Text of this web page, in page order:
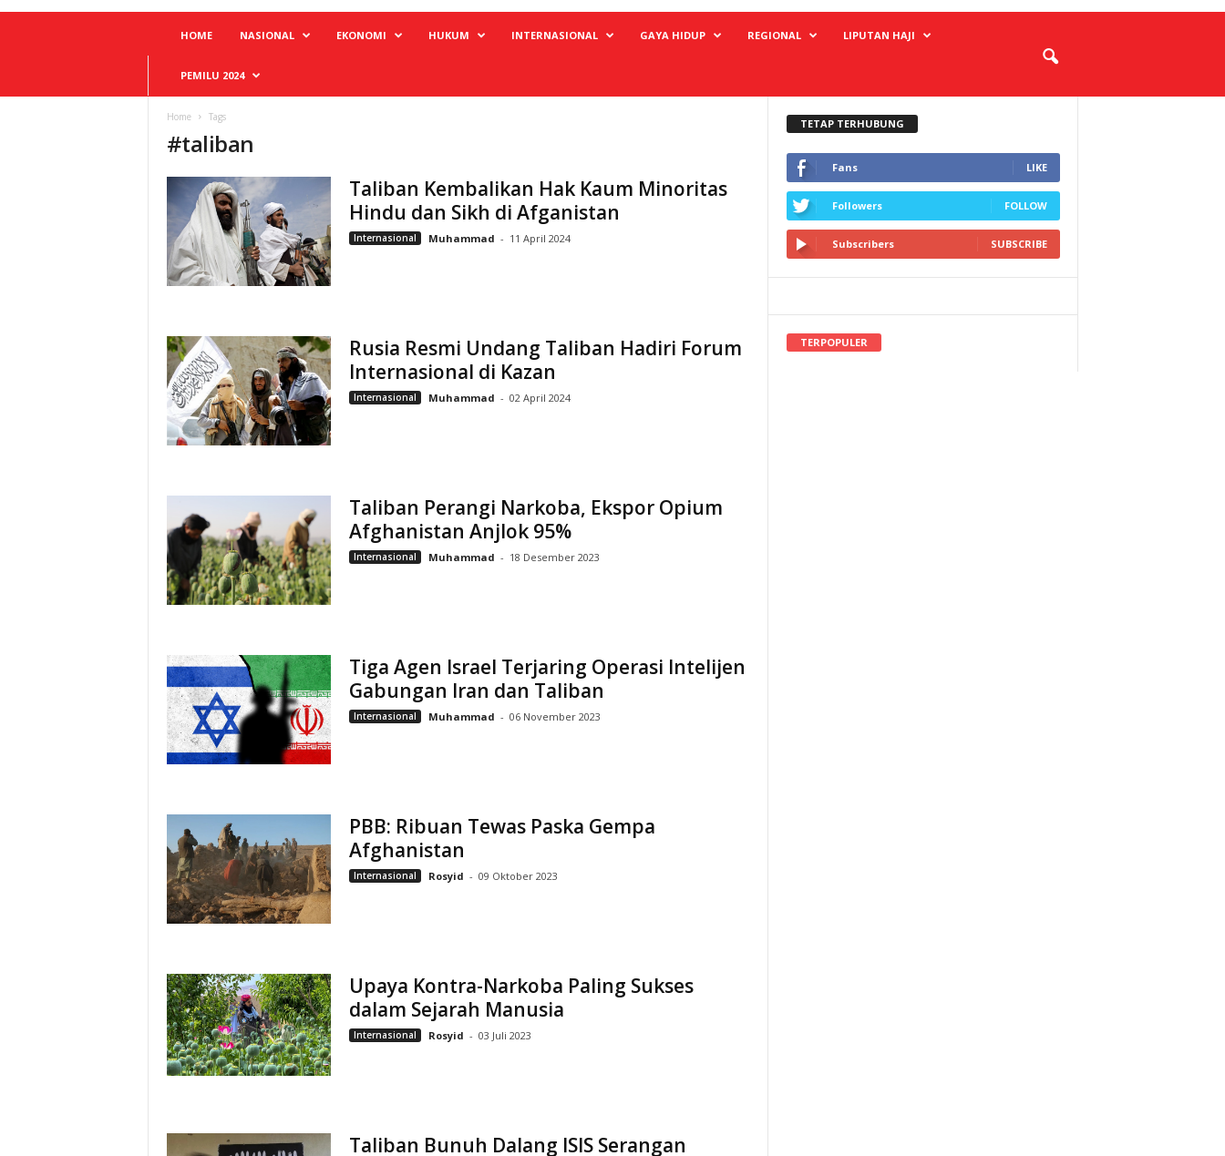
HOME NASIONAL EKONOMI HUKUM INTERNASIONAL GAYA HIDUP REGIONAL LIPUTAN HAJI
PEMILU 2024
Home Tags
#taliban
Taliban Kembalikan Hak Kaum Minoritas
Hindu dan Sikh di Afganistan
Internasional Muhammad - 11 April 2024
Rusia Resmi Undang Taliban Hadiri Forum
Internasional di Kazan
Internasional Muhammad - 02 April 2024
Taliban Perangi Narkoba, Ekspor Opium
Afghanistan Anjlok 95%
Internasional Muhammad - 18 Desember 2023
Tiga Agen Israel Terjaring Operasi Intelijen
Gabungan Iran dan Taliban
Internasional Muhammad - 06 November 2023
PBB: Ribuan Tewas Paska Gempa
Afghanistan
Internasional Rosyid - 09 Oktober 2023
Upaya Kontra-Narkoba Paling Sukses
dalam Sejarah Manusia
Internasional Rosyid - 03 Juli 2023
Taliban Bunuh Dalang ISIS Serangan
TETAP TERHUBUNG
Fans LIKE
Followers FOLLOW
Subscribers SUBSCRIBE
TERPOPULER